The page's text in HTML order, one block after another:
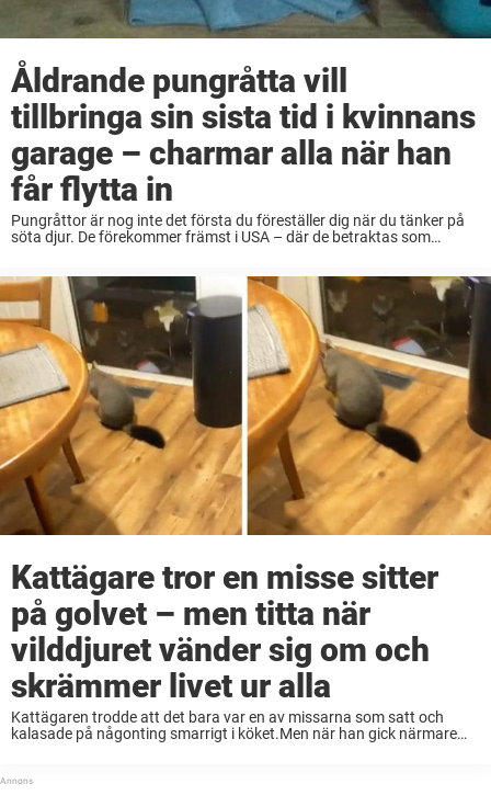
Åldrande pungråtta vill
tillbringa sin sista tid i kvinnans
garage – charmar alla när han
får flytta in
Pungråttor är nog inte det första du föreställer dig när du tänker på
söta djur. De förekommer främst i USA – där de betraktas som
Kattägare tror en misse sitter
på golvet – men titta när
vilddjuret vänder sig om och
skrämmer livet ur alla
Kattägaren trodde att det bara var en av missarna som satt och
kalasade på någonting smarrigt i köket.Men när han gick närmare